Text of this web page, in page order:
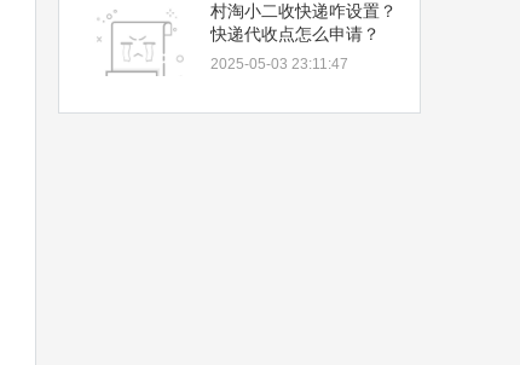
村淘小二收快递咋设置？
快递代收点怎么申请？
2025-05-03 23:11:47